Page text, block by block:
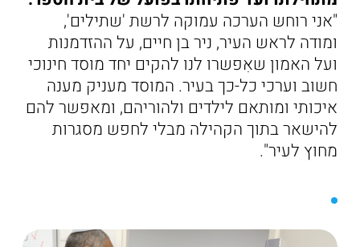
"אני רוחש הערכה עמוקה לרשת 'שתילים',
ומודה לראש העיר, ניר בן חיים, על ההזדמנות
ועל האמון שאִפשרו לנו להקים יחד מוסד חינוכי
חשוב וערכי כל-כך בעיר. המוסד מעניק מענה
איכותי ומותאם לילדים ולהוריהם, ומאפשר להם
להישאר בתוך הקהילה מבלי לחפש מסגרות
מחוץ לעיר".